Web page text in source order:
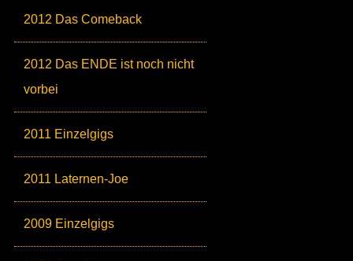
2012 Das Comeback
2012 Das ENDE ist noch nicht
vorbei
2011 Einzelgigs
2011 Laternen-Joe
2009 Einzelgigs